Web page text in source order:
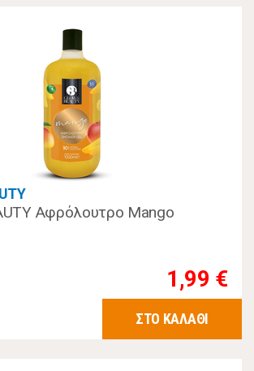
Αφρόλουτρο Mango
1,99 €
ΣΤΟ ΚΑΛΑΘΙ